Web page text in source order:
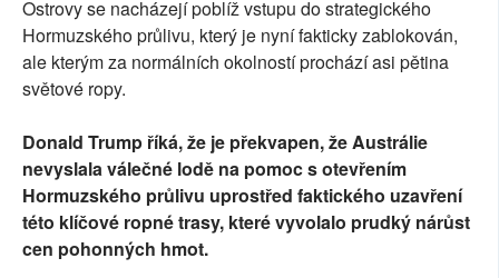
Ostrovy se nacházejí poblíž vstupu do strategického
Hormuzského průlivu, který je nyní fakticky zablokován,
ale kterým za normálních okolností prochází asi pětina
světové ropy.
Donald Trump říká, že je překvapen, že Austrálie
nevyslala válečné lodě na pomoc s otevřením
Hormuzského průlivu uprostřed faktického uzavření
této klíčové ropné trasy, které vyvolalo prudký nárůst
cen pohonných hmot.